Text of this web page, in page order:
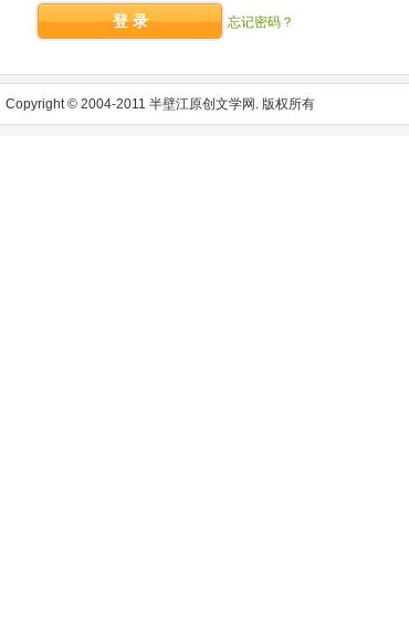
登 录 忘记密码？
Copyright © 2004-2011 半壁江原创文学网. 版权所有